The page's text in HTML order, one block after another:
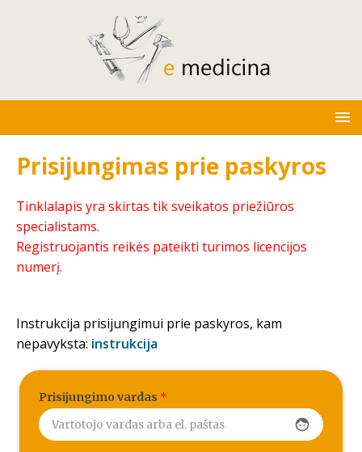
Prisijungimas prie paskyros
Tinklalapis yra skirtas tik sveikatos priežiūros
specialistams.
Registruojantis reikės pateikti turimos licencijos
numerį.
Instrukcija prisijungimui prie paskyros, kam
nepavyksta: instrukcija
Prisijungimo vardas *
face